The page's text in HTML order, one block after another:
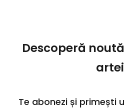
Descoperă
Te abonezi și primești